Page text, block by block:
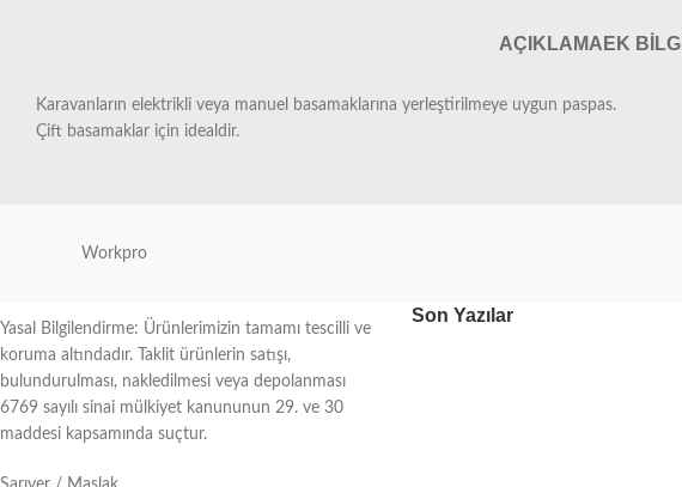
AÇIKLAMA EK BILGI
Karavanların elektrikli veya manuel basamaklarına yerleştirilmeye uygun paspas.
Çift basamaklar için idealdir.
Workpro
Yasal Bilgilendirme: Ürünlerimizin tamamı tescilli ve
koruma altındadır. Taklit ürünlerin satışı,
bulundurulması, nakledilmesi veya depolanması
6769 sayılı sinai mülkiyet kanununun 29. ve 30
maddesi kapsamında suçtur.
Son Yazılar